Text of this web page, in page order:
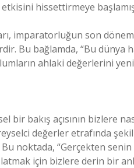
hissettirmeye
imparatorluğun son
Bu bağlamda, “Bu dünya
ahlaki değerlerini
bakış açısının bizlere
değerler etrafında
noktada, “Gerçekten
için bizlere derin bir